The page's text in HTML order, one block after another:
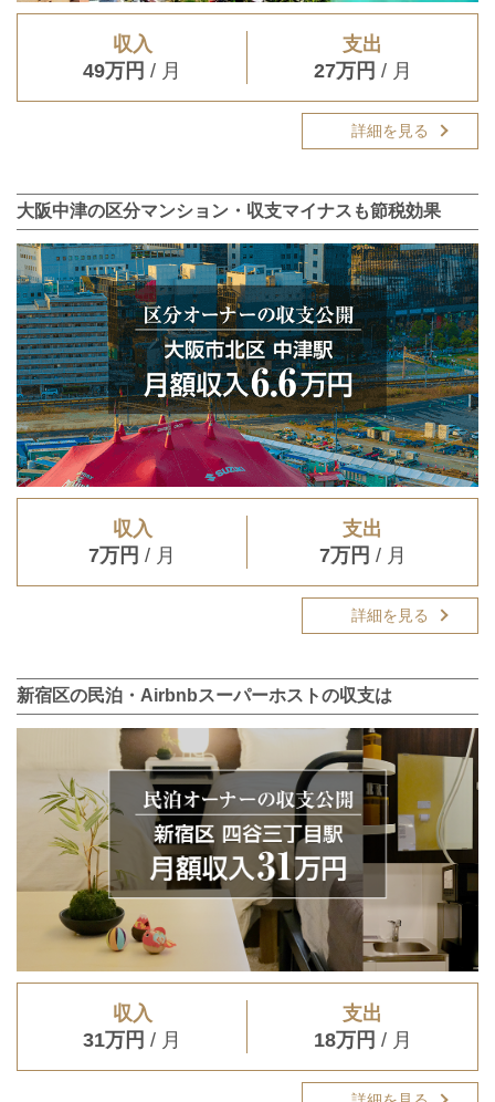
収入
49万円 / 月
支出
27万円 / 月
詳細を見る
大阪中津の区分マンション・収支マイナスも節税効果
収入
7万円 / 月
支出
7万円 / 月
詳細を見る
新宿区の民泊・Airbnbスーパーホストの収支は
収入
31万円 / 月
支出
18万円 / 月